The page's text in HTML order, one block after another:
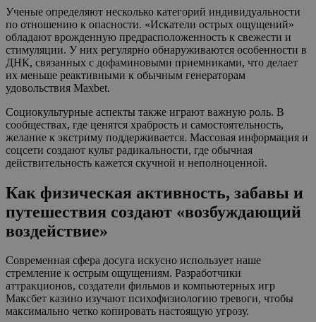
Ученые определяют несколько категорий индивидуальности
по отношению к опасности. «Искатели острых ощущений»
обладают врожденную предрасположенность к свежести и
стимуляции. У них регулярно обнаруживаются особенности в
ДНК, связанных с дофаминовыми приемниками, что делает
их меньше реактивными к обычным генераторам
удовольствия Maxbet.
Социокультурные аспекты также играют важную роль. В
сообществах, где ценятся храбрость и самостоятельность,
желание к экстриму поддерживается. Массовая информация и
соцсети создают культ радикальности, где обычная
действительность кажется скучной и неполноценной.
Как физическая активность, забавы и
путешествия создают «возбуждающий
воздействие»
Современная сфера досуга искусно использует наше
стремление к острым ощущениям. Разработчики
аттракционов, создатели фильмов и компьютерных игр
Максбет казино изучают психофизиологию тревоги, чтобы
максимально четко копировать настоящую угрозу.